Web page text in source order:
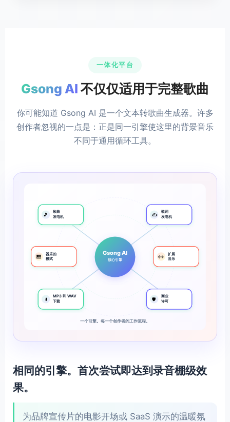
一体化平台
Gsong AI 不仅仅适用于完整歌曲
你可能知道 Gsong AI 是一个文本转歌曲生成器。许多
创作者忽视的一点是：正是同一引擎使这里的背景音乐
不同于通用循环工具。
Gsong AI
核心引擎
🎵
歌曲
发电机
✍️
歌词
发电机
🎹 器乐的
模式 ↔️ 扩展
音乐
⬇️
MP3 和 WAV
下载 🛡️
商业
许可
一个引擎。每一个创作者的工作流程。
相同的引擎。首次尝试即达到录音棚级效
果。
为品牌宣传片的电影开场或 SaaS 演示的温暖氛